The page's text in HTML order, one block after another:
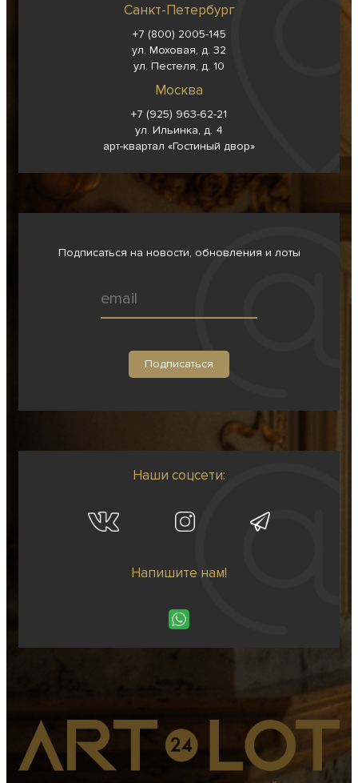
Санкт-Петербург
+7 (800) 2005-145
ул. Моховая, д. 32
ул. Пестеля, д. 10
Москва
+7 (925) 963-62-21
ул. Ильинка, д. 4
арт-квартал «Гостиный двор»
Подписаться на новости, обновления и лоты
Наши соцсети:
Напишите нам!